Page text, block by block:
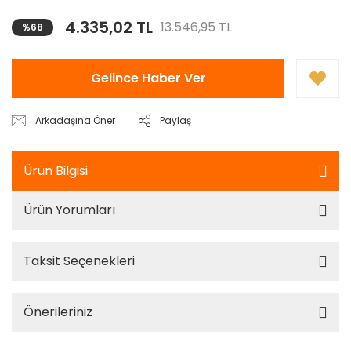
%68 4.335,02 TL 13.546,95 TL
Gelince Haber Ver
Arkadaşına Öner Paylaş
Ürün Bilgisi
Ürün Yorumları
Taksit Seçenekleri
Önerileriniz